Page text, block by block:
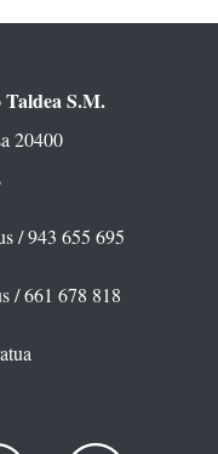
S.M.
20400
/ 943 655 695
/ 661 678 818